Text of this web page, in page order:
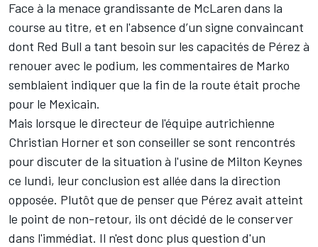
Face à la menace grandissante de McLaren dans la
course au titre, et en l'absence d’un signe convaincant
dont Red Bull a tant besoin sur les capacités de Pérez à
renouer avec le podium, les commentaires de Marko
semblaient indiquer que la fin de la route était proche
pour le Mexicain.
Mais lorsque le directeur de l'équipe autrichienne
Christian Horner et son conseiller se sont rencontrés
pour discuter de la situation à l'usine de Milton Keynes
ce lundi, leur conclusion est allée dans la direction
opposée. Plutôt que de penser que Pérez avait atteint
le point de non-retour, ils ont décidé de le conserver
dans l'immédiat. Il n'est donc plus question d'un